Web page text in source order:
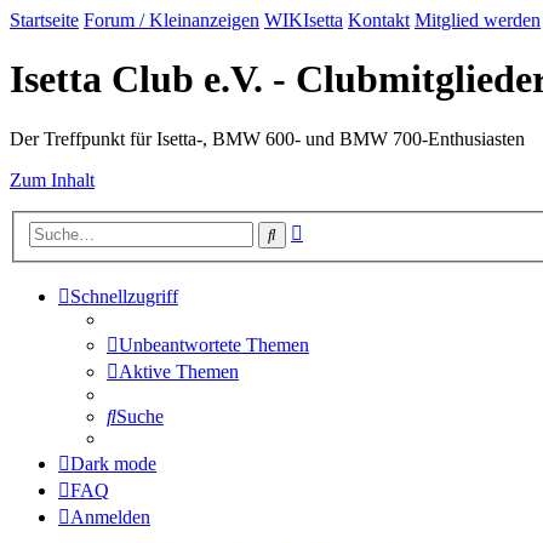
Startseite Forum / Kleinanzeigen WIKIsetta Kontakt Mitglied werden
Isetta Club e.V. -
Der Treffpunkt für Isetta-, BMW 600- und BMW 700-Enthusiasten
Zum Inhalt
Suche
Schnellzugriff
Unbeantwortete Themen
Aktive Themen
Suche
Dark mode
FAQ
Anmelden